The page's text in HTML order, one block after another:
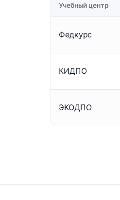
Учебный центр
Федкурс
КИДПО
ЭКОДПО